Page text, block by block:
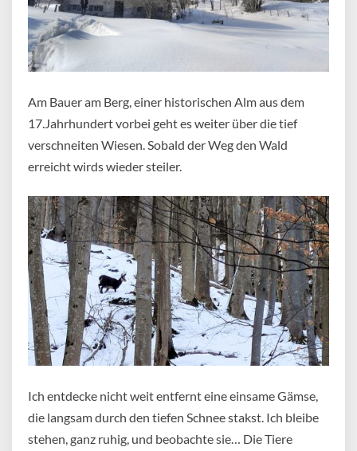
Am Bauer am Berg, einer historischen Alm aus dem
17.Jahrhundert vorbei geht es weiter über die tief
verschneiten Wiesen. Sobald der Weg den Wald
erreicht wirds wieder steiler.
Ich entdecke nicht weit entfernt eine einsame Gämse,
die langsam durch den tiefen Schnee stakst. Ich bleibe
stehen, ganz ruhig, und beobachte sie… Die Tiere